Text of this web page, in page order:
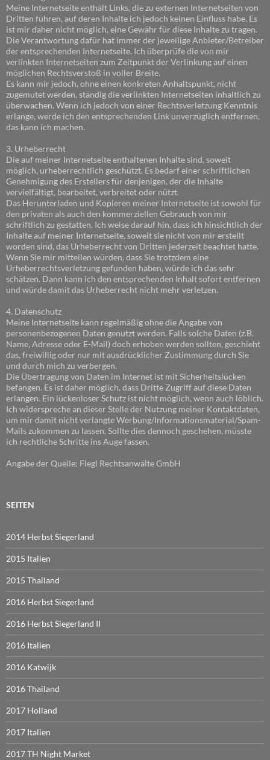
Meine Internetseite enthält Links, die zu externen Internetseiten von
Dritten führen, auf deren Inhalte ich jedoch keinen Einfluss habe. Es
ist mir daher nicht möglich, eine Gewähr für diese Inhalte zu tragen.
Die Verantwortung dafür hat immer der jeweilige Anbieter/Betreiber
der entsprechenden Internetseite. Ich überprüfe die von mir
verlinkten Internetseiten zum Zeitpunkt der Verlinkung auf einen
möglichen Rechtsverstoß in voller Breite.
Es kann mir jedoch, ohne einen konkreten Anhaltspunkt, nicht
zugemutet werden, ständig die verlinkten Internetseiten inhaltlich zu
überwachen. Wenn ich jedoch von einer Rechtsverletzung Kenntnis
erlange, werde ich den entsprechenden Link unverzüglich entfernen,
das kann ich machen.
3. Urheberrecht
Die auf meiner Internetseite enthaltenen Inhalte sind, soweit
möglich, urheberrechtlich geschützt. Es bedarf einer schriftlichen
Genehmigung des Erstellers für denjenigen, der die Inhalte
vervielfältigt, bearbeitet, verbreitet oder nützt.
Das Herunterladen und Kopieren meiner Internetseite ist sowohl für
den privaten als auch den kommerziellen Gebrauch von mir
schriftlich zu gestatten. Ich weise darauf hin, dass ich hinsichtlich der
Inhalte auf meiner Internetseite, soweit sie nicht von mir erstellt
worden sind, das Urheberrecht von Dritten jederzeit beachtet hatte.
Wenn Sie mir mitteilen würden, dass Sie trotzdem eine
Urheberrechtsverletzung gefunden haben, würde ich das sehr
schätzen. Dann kann ich den entsprechenden Inhalt sofort entfernen
und würde damit das Urheberrecht nicht mehr verletzen.
4. Datenschutz
Meine Internetseite kann regelmäßig ohne die Angabe von
personenbezogenen Daten genutzt werden. Falls solche Daten (z.B.
Name, Adresse oder E-Mail) doch erhoben werden sollten, geschieht
das, freiwillig oder nur mit ausdrücklicher Zustimmung durch Sie
und durch mich zu verbergen.
Die Übertragung von Daten im Internet ist mit Sicherheitslücken
befangen. Es ist daher möglich, dass Dritte Zugriff auf diese Daten
erlangen. Ein lückenloser Schutz ist nicht möglich, wenn auch löblich.
Ich widerspreche an dieser Stelle der Nutzung meiner Kontaktdaten,
um mir damit nicht verlangte Werbung/Informationsmaterial/Spam-
Mails zukommen zu lassen. Sollte dies dennoch geschehen, müsste
ich rechtliche Schritte ins Auge fassen.
Angabe der Quelle: Flegl Rechtsanwälte GmbH
SEITEN
2014 Herbst Siegerland
2015 Italien
2015 Thailand
2016 Herbst Siegerland
2016 Herbst Siegerland II
2016 Italien
2016 Katwijk
2016 Thailand
2017 Holland
2017 Italien
2017 TH Night Market